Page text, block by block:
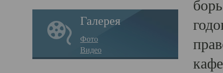
Галерея
Фото
Видео